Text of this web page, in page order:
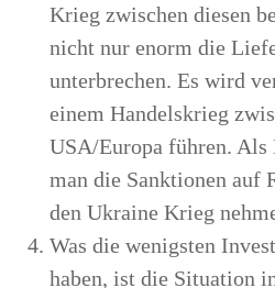
Krieg zwischen diesen
nicht nur enorm die
unterbrechen. Es wird
einem Handelskrieg
USA/Europa führen.
man die Sanktionen auf
den Ukraine Krieg
Was die wenigsten
haben, ist die Situation